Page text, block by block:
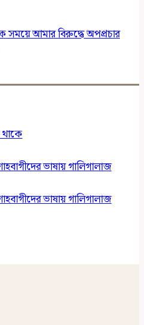
সময়ে আমার বিরুদ্ধে অপপ্রচার
ভাষায় গালিগালাজ
ভাষায় গালিগালাজ